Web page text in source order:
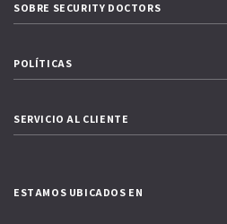
SOBRE SECURITY DOCTORS
POLÍTICAS
SERVICIO AL CLIENTE
ESTAMOS UBICADOS EN